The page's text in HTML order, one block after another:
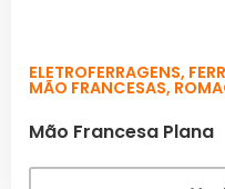
ELETROFERRAGENS,
MÃO FRANCESAS,
Mão Francesa Plana